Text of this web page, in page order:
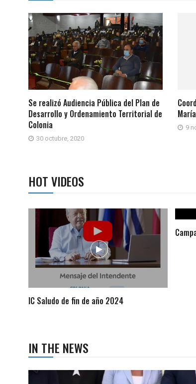
Se realizó Audiencia Pública del Plan de
Desarrollo y Ordenamiento Territorial de
Colonia
30 octubre, 2020
9
HOT VIDEOS
IC Saludo de fin de año 2024
IN THE NEWS